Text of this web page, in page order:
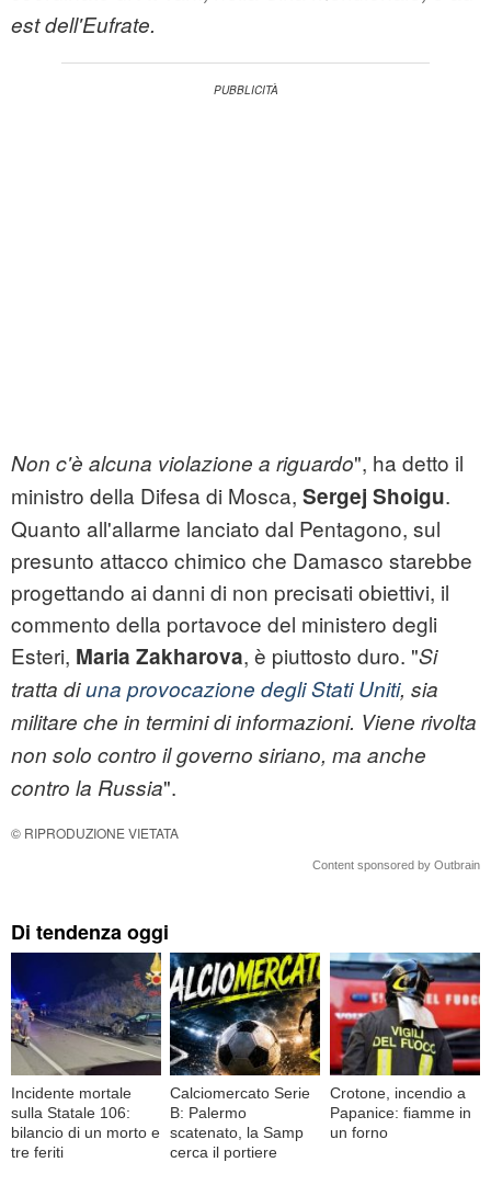
est dell'Eufrate.
Non c'è alcuna violazione a riguardo", ha detto il
ministro della Difesa di Mosca, Sergej Shoigu.
Quanto all'allarme lanciato dal Pentagono, sul
presunto attacco chimico che Damasco starebbe
progettando ai danni di non precisati obiettivi, il
commento della portavoce del ministero degli
Esteri, Maria Zakharova, è piuttosto duro. "Si
tratta diuna provocazione degli Stati Uniti, sia
militare che in termini di informazioni. Viene rivolta
non solo contro il governo siriano, ma anche
contro la Russia".
© RIPRODUZIONE VIETATA
Content sponsored by Outbrain
Di tendenza oggi
Incidente mortale
sulla Statale 106:
bilancio di un morto e
tre feriti
Calciomercato Serie
B: Palermo
scatenato, la Samp
cerca il portiere
Crotone, incendio a
Papanice: fiamme in
un forno